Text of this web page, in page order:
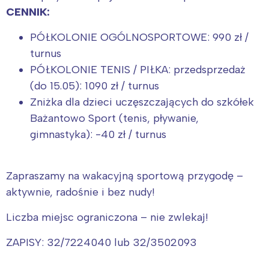
CENNIK:
PÓŁKOLONIE OGÓLNOSPORTOWE: 990 zł /
turnus
PÓŁKOLONIE TENIS / PIŁKA: przedsprzedaż
(do 15.05): 1090 zł / turnus
Zniżka dla dzieci uczęszczających do szkółek
Bażantowo Sport (tenis, pływanie,
gimnastyka): -40 zł / turnus
Zapraszamy na wakacyjną sportową przygodę –
aktywnie, radośnie i bez nudy!
Liczba miejsc ograniczona – nie zwlekaj!
ZAPISY: 32/7224040 lub 32/3502093